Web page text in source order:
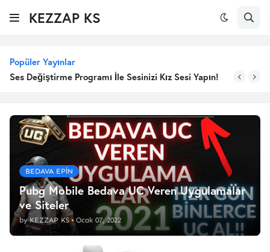
KEZZAP KS
Popüler Yayınlar
Ses Değiştirme Programı İle Sesinizi Kız Sesi Yapın!
BEDAVA EPİN
Pubg Mobile Bedava UC Veren Uygulamalar
ve Siteler
by KEZZAP KS • Ocak 07, 2022